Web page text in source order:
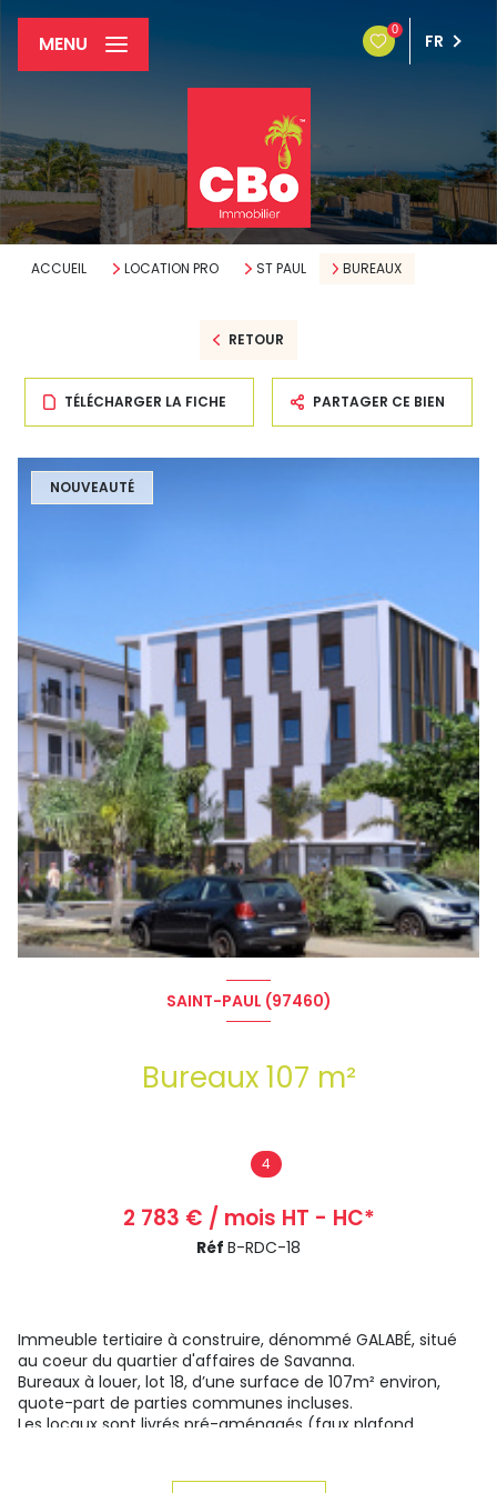
0
FR
MENU
ACCUEIL LOCATION PRO ST PAUL BUREAUX
RETOUR
TÉLÉCHARGER LA FICHE PARTAGER CE BIEN
NOUVEAUTÉ
SAINT-PAUL (97460)
Bureaux 107 m²
4
2 783 € / mois HT - HC*
Réf B-RDC-18
Immeuble tertiaire à construire, dénommé GALABÉ, situé
au coeur du quartier d'affaires de Savanna.
Bureaux à louer, lot 18, d’une surface de 107m² environ,
quote-part de parties communes incluses.
Les locaux sont livrés pré-aménagés (faux plafond,
fournir). Travaux de cloisonnement intérieurs en sus à la